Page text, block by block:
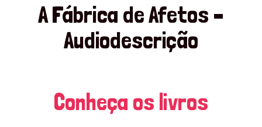
A Fábrica de Afetos –
Audiodescrição
Conheça os livros